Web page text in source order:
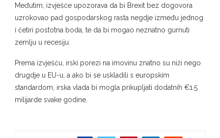
Međutim, izvješće upozorava da bi Brexit bez dogovora
uzrokovao pad gospodarskog rasta negdje između jednog
i četiri postotna boda, te da bi mogao neznatno gurnuti
zemlju u recesiju.
Prema izvješću, irski porezi na imovinu znatno su niži nego
drugdje u EU-u, a ako bi se uskladili s europskim
standardom, irska vlada bi mogla prikupljati dodatnih €1.5
milijarde svake godine.